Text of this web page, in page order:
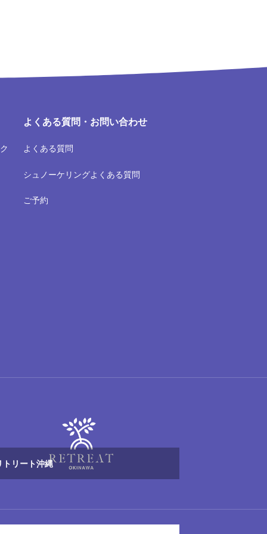
よくある質問・お問い合わせ
よくある質問
シュノーケリングよくある質問
ご予約
トリート沖縄